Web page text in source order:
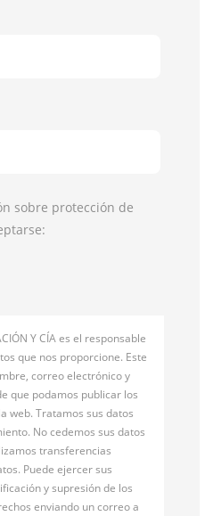
sobre protección de
Y CÍA es el responsable
que nos proporcione. Este
correo electrónico y
que podamos publicar los
web. Tratamos sus datos
No cedemos sus datos
transferencias
Puede ejercer sus
y supresión de los
enviando un correo a